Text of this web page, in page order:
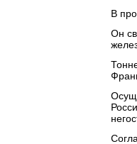
В
Он